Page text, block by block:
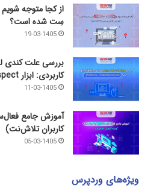
سِت شده است؟
19-03-1405
بررسی علت کندی
کاربردی: ابزار Inspect (Console و Network)
11-03-1405
کاربران تلاش‌نت)
05-03-1405
ویژه‌های وردپرس